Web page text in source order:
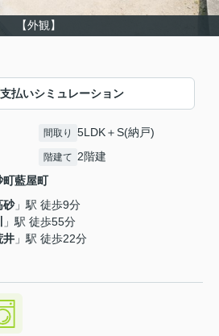
【外観】
支払いシミュレーション
間取り 5LDK＋S(納戸)
階建て 2階建
町藍屋町
砂」駅 徒歩9分
」駅 徒歩55分
井 」駅 徒歩22分